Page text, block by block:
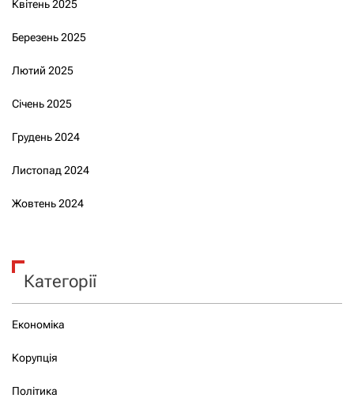
Квітень 2025
Березень 2025
Лютий 2025
Січень 2025
Грудень 2024
Листопад 2024
Жовтень 2024
Категорії
Економіка
Корупція
Політика